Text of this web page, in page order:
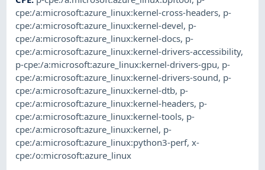
cpe:/a:microsoft:azure_linux:kernel-cross-headers, p-
cpe:/a:microsoft:azure_linux:kernel-devel, p-
cpe:/a:microsoft:azure_linux:kernel-docs, p-
cpe:/a:microsoft:azure_linux:kernel-drivers-accessibility,
p-cpe:/a:microsoft:azure_linux:kernel-drivers-gpu, p-
cpe:/a:microsoft:azure_linux:kernel-drivers-sound, p-
cpe:/a:microsoft:azure_linux:kernel-dtb, p-
cpe:/a:microsoft:azure_linux:kernel-headers, p-
cpe:/a:microsoft:azure_linux:kernel-tools, p-
cpe:/a:microsoft:azure_linux:kernel, p-
cpe:/a:microsoft:azure_linux:python3-perf,x-
cpe:/o:microsoft:azure_linux